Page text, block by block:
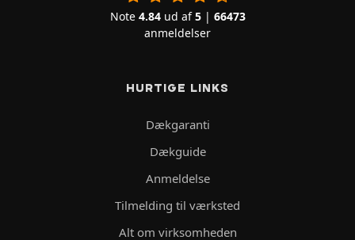
Note 4.84ud af5| 66473
anmeldelser
HURTIGE LINKS
Dækgaranti
Dækguide
Anmeldelse
Tilmelding til værksted
Alt om virksomheden